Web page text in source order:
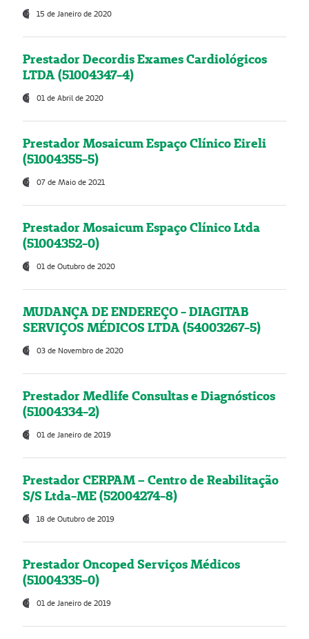
15 de Janeiro de 2020
Prestador Decordis Exames Cardiológicos
LTDA (51004347-4)
01 de Abril de 2020
Prestador Mosaicum Espaço Clínico Eireli
(51004355-5)
07 de Maio de 2021
Prestador Mosaicum Espaço Clínico Ltda
(51004352-0)
01 de Outubro de 2020
MUDANÇA DE ENDEREÇO - DIAGITAB
SERVIÇOS MÉDICOS LTDA (54003267-5)
03 de Novembro de 2020
Prestador Medlife Consultas e Diagnósticos
(51004334-2)
01 de Janeiro de 2019
Prestador CERPAM – Centro de Reabilitação
S/S Ltda-ME (52004274-8)
18 de Outubro de 2019
Prestador Oncoped Serviços Médicos
(51004335-0)
01 de Janeiro de 2019